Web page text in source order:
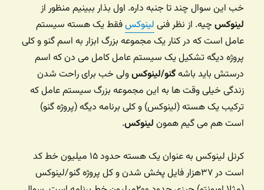
خب این سوال چند تا جنبه داره. اول بذار ببینیم منظور از
لینوکس چیه. از نظر فنی لینوکسفقط یک هسته سیستم
عامل است که در کنار یک مجموعه بزرگ ابزار به اسم گنو و کلی
پروژه دیگه تشکیل یک سیستم عامل کامل می دن که اسم
درستش باید باشهگنو/لینوکسولی خب برای راحت شدن
زندگی خیلی وقت ها به این مجموعه بزرگ سیستم عامل که
ترکیب یک هسته (لینوکس) و کلی برنامه دیگه (پروژه گنو)
است هم می گیم همون لینوکس.
کرنل لینوکس به عنوان یک هسته حدود ۱۵ میلیون خط کد
است در ۳۷هزار فایل پخش شدن و کل پروژه گنو/لینوکس